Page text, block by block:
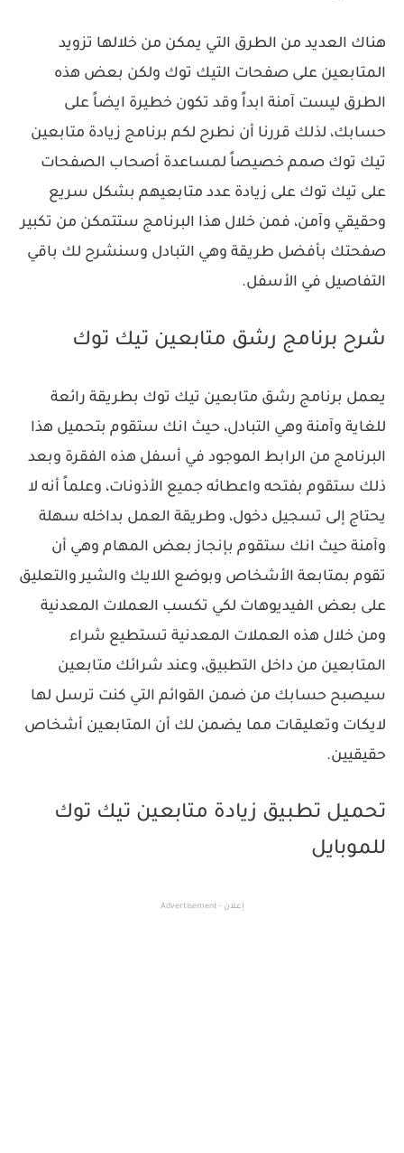
هناك العديد من الطرق التي يمكن من خلالها تزويد
المتابعين على صفحات التيك توك ولكن بعض هذه
الطرق ليست آمنة ابداً وقد تكون خطيرة ايضاً على
حسابك، لذلك قررنا أن نطرح لكم برنامج زيادة متابعين
تيك توك صمم خصيصاً لمساعدة أصحاب الصفحات
على تيك توك على زيادة عدد متابعيهم بشكل سريع
وحقيقي وآمن، فمن خلال هذا البرنامج ستتمكن من تكبير
صفحتك بأفضل طريقة وهي التبادل وسنشرح لك باقي
التفاصيل في الأسفل.
شرح برنامج رشق متابعين تيك توك
يعمل برنامج رشق متابعين تيك توك بطريقة رائعة
للغاية وآمنة وهي التبادل، حيث انك ستقوم بتحميل هذا
البرنامج من الرابط الموجود في أسفل هذه الفقرة وبعد
ذلك ستقوم بفتحه واعطائه جميع الأذونات، وعلماً أنه لا
يحتاج إلى تسجيل دخول، وطريقة العمل بداخله سهلة
وآمنة حيث انك ستقوم بإنجاز بعض المهام وهي أن
تقوم بمتابعة الأشخاص وبوضع اللايك والشير والتعليق
على بعض الفيديوهات لكي تكسب العملات المعدنية
ومن خلال هذه العملات المعدنية تستطيع شراء
المتابعين من داخل التطبيق، وعند شرائك متابعين
سيصبح حسابك من ضمن القوائم التي كنت ترسل لها
لايكات وتعليقات مما يضمن لك أن المتابعين أشخاص
حقيقيين.
تحميل تطبيق زيادة متابعين تيك توك
للموبايل
إعلان - Advertisement